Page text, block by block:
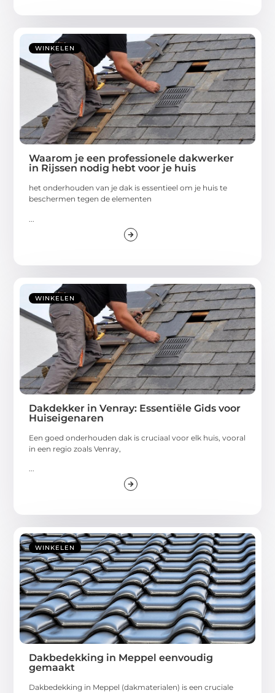
WINKELEN
Waarom je een professionele dakwerker
in Rijssen nodig hebt voor je huis
het onderhouden van je dak is essentieel om je huis te
beschermen tegen de elementen
WINKELEN
Dakdekker in Venray: Essentiële Gids voor
Huiseigenaren
Een goed onderhouden dak is cruciaal voor elk huis, vooral
in een regio zoals Venray,
...
WINKELEN
Dakbedekking in Meppel eenvoudig
gemaakt
Dakbedekking in Meppel (dakmaterialen) is een cruciale